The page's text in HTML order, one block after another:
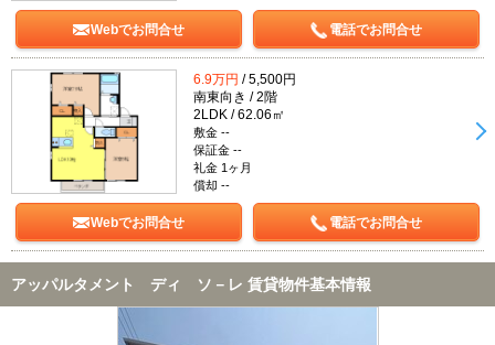
Webでお問合せ 電話でお問合せ
6.9万円 / 5,500円
南東向き / 2階
2LDK / 62.06㎡
敷金 --
保証金 --
礼金 1ヶ月
償却 --
Webでお問合せ 電話でお問合せ
アッパルタメント ディ ソ－レ 賃貸物件基本情報